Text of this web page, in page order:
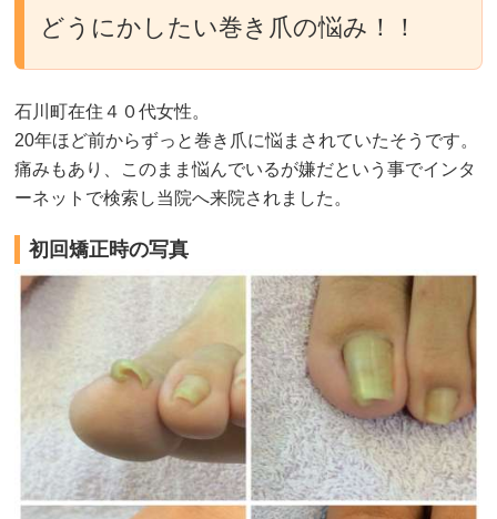
どうにかしたい巻き爪の悩み！！
石川町在住４０代女性。
20年ほど前からずっと巻き爪に悩まされていたそうです。
痛みもあり、このまま悩んでいるが嫌だという事でインタ
ーネットで検索し当院へ来院されました。
初回矯正時の写真